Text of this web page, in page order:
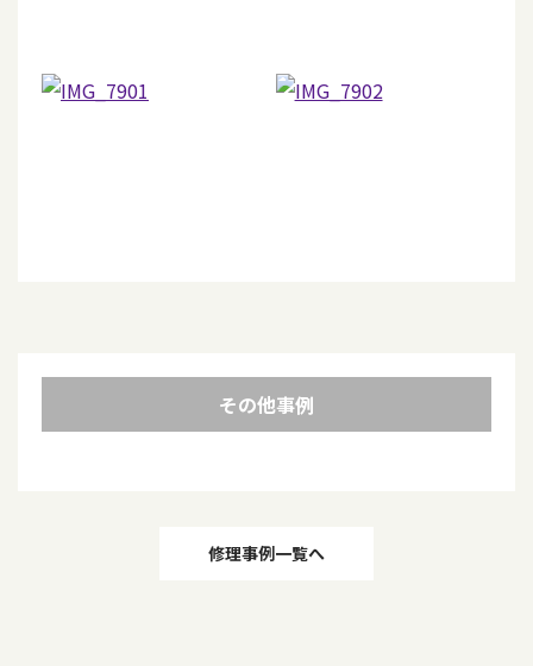
その他事例
修理事例一覧へ